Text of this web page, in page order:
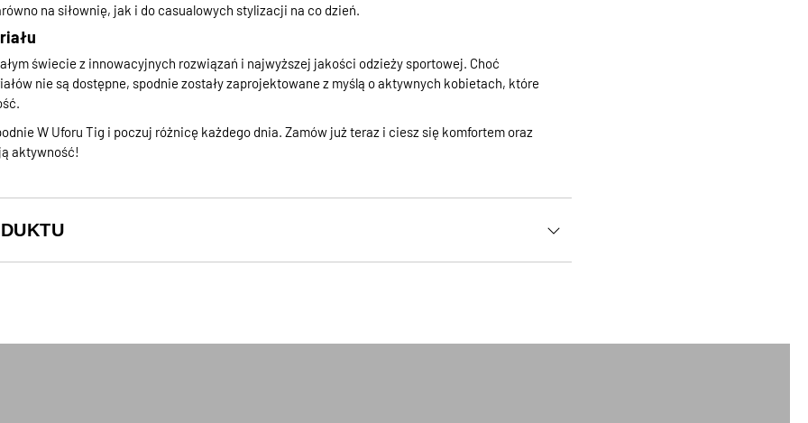
na siłownię, jak i do casualowych stylizacji na co dzień.
świecie z innowacyjnych rozwiązań i najwyższej jakości odzieży sportowej. Choć
nie są dostępne, spodnie zostały zaprojektowane z myślą o aktywnych kobietach, które
W Uforu Tig i poczuj różnicę każdego dnia. Zamów już teraz i ciesz się komfortem oraz
aktywność!